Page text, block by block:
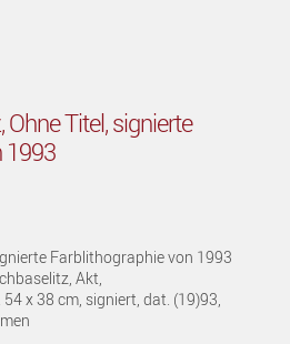
Titel, signierte
1993
Farblithographie von 1993
Akt,
x 38 cm, signiert, dat. (19)93,